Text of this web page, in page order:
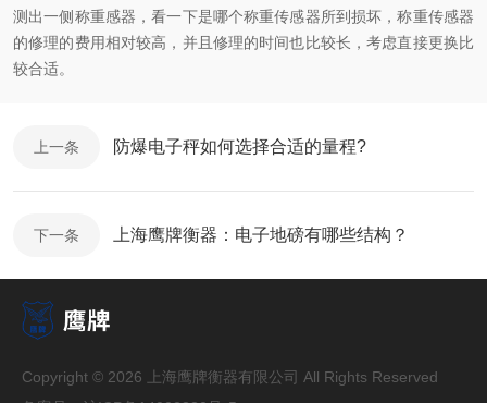
测出一侧称重感器，看一下是哪个称重传感器所到损坏，称重传感器
的修理的费用相对较高，并且修理的时间也比较长，考虑直接更换比
较合适。
上一条 防爆电子秤如何选择合适的量程?
下一条 上海鹰牌衡器：电子地磅有哪些结构？
Copyright © 2026 上海鹰牌衡器有限公司 All Rights Reserved